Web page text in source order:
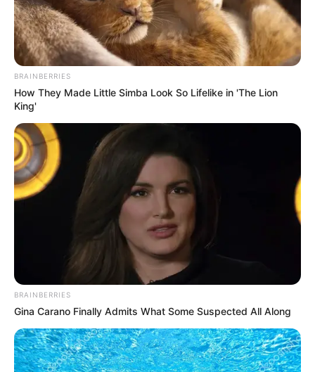
BRAINBERRIES
How They Made Little Simba Look So Lifelike in 'The Lion
King'
BRAINBERRIES
Gina Carano Finally Admits What Some Suspected All Along